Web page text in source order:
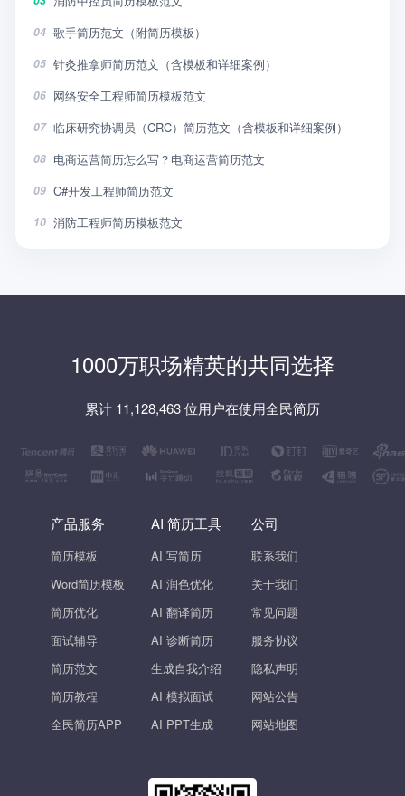
04 歌手简历范文（附简历模板）
05 针灸推拿师简历范文（含模板和详细案例）
06 网络安全工程师简历模板范文
07 临床研究协调员（CRC）简历范文（含模板和详细案例）
08 电商运营简历怎么写？电商运营简历范文
09 C#开发工程师简历范文
10 消防工程师简历模板范文
1000万职场精英的共同选择
累计 11,128,463 位用户在使用全民简历
产品服务
简历模板
Word简历模板
简历优化
面试辅导
简历范文
简历教程
全民简历APP
AI 简历工具
AI 写简历
AI 润色优化
AI 翻译简历
AI 诊断简历
生成自我介绍
AI 模拟面试
AI PPT生成
公司
联系我们
关于我们
常见问题
服务协议
隐私声明
网站公告
网站地图